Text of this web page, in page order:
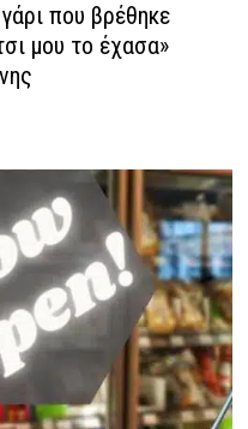
που βρέθηκε
μου το έχασα»